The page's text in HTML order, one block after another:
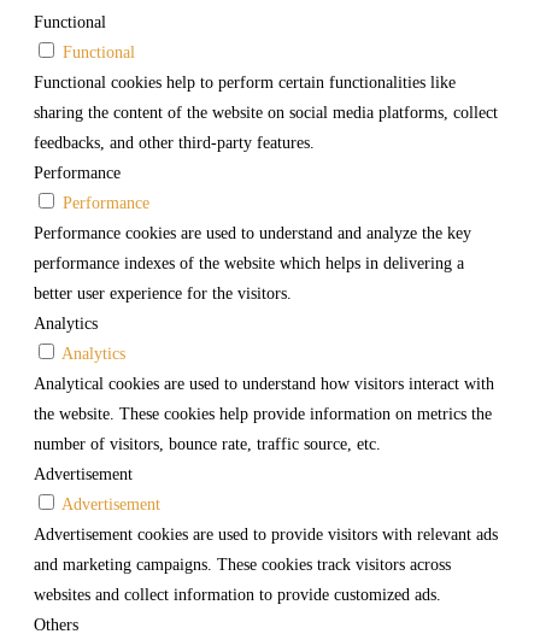
Functional
Functional
Functional cookies help to perform certain functionalities like
sharing the content of the website on social media platforms, collect
feedbacks, and other third-party features.
Performance
Performance
Performance cookies are used to understand and analyze the key
performance indexes of the website which helps in delivering a
better user experience for the visitors.
Analytics
Analytics
Analytical cookies are used to understand how visitors interact with
the website. These cookies help provide information on metrics the
number of visitors, bounce rate, traffic source, etc.
Advertisement
Advertisement
Advertisement cookies are used to provide visitors with relevant ads
and marketing campaigns. These cookies track visitors across
websites and collect information to provide customized ads.
Others